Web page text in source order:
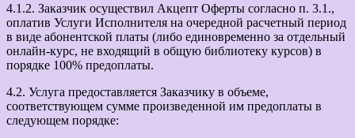
4.1.2. Заказчик осуществил Акцепт Оферты согласно п. 3.1.,
оплатив Услуги Исполнителя на очередной расчетный период
в виде абонентской платы (либо единовременно за отдельный
онлайн-курс, не входящий в общую библиотеку курсов) в
порядке 100% предоплаты.
4.2. Услуга предоставляется Заказчику в объеме,
соответствующем сумме произведенной им предоплаты в
следующем порядке: